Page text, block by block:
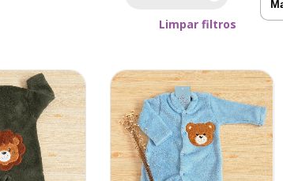
Limpar filtros